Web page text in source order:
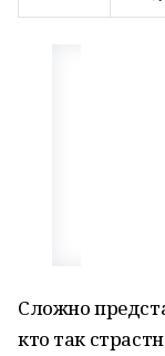
Сложно
кто так